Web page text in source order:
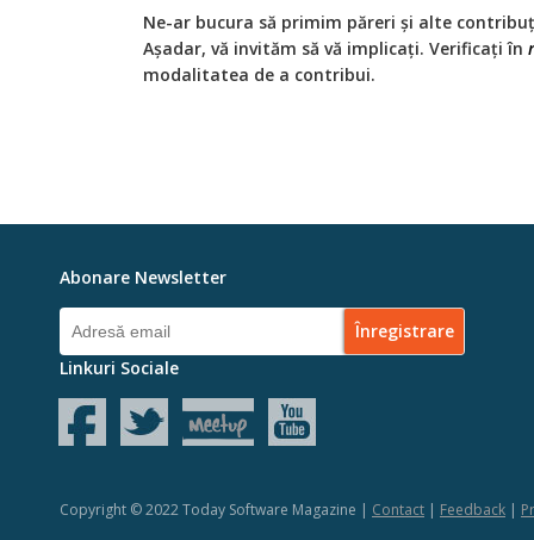
Ne-ar bucura să primim păreri și alte
Așadar, vă invităm să vă implicați. Verificați în
modalitatea de a contribui.
Abonare Newsletter
Linkuri Sociale
Copyright © 2022 Today Software Magazine | Contact | Feedback |